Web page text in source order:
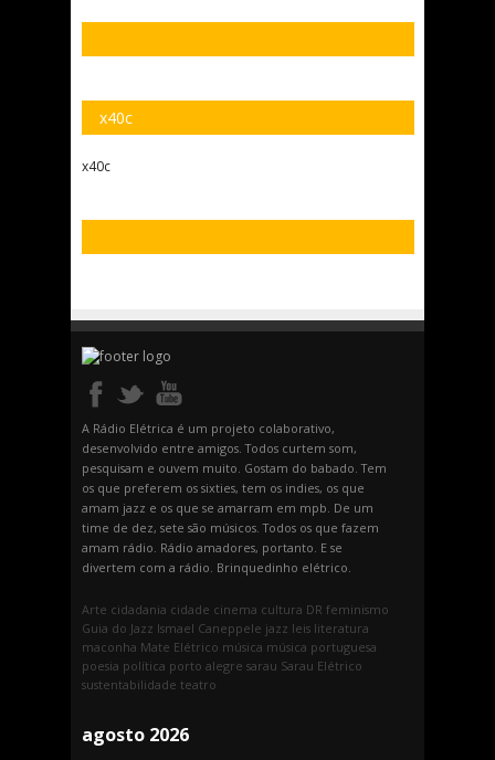
x40c
x40c
A Rádio Elétrica é um projeto colaborativo,
desenvolvido entre amigos. Todos curtem som,
pesquisam e ouvem muito. Gostam do babado. Tem
os que preferem os sixties, tem os indies, os que
amam jazz e os que se amarram em mpb. De um
time de dez, sete são músicos. Todos os que fazem
amam rádio. Rádio amadores, portanto. E se
divertem com a rádio. Brinquedinho elétrico.
Arte cidadania cidade cinema cultura DR feminismo
Guia do Jazz Ismael Caneppele jazz leis literatura
maconha Mate Elétrico música música portuguesa
poesia política porto alegre sarau Sarau Elétrico
sustentabilidade teatro
agosto 2026